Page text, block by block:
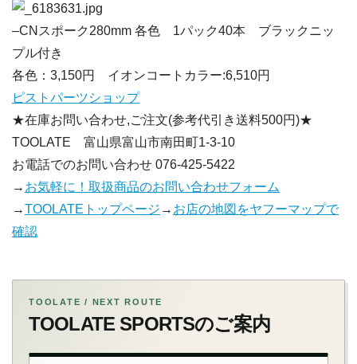
–CNスポーク280mm 各色 1パック40本 ブラックニッ
プル付き
各色：3,150円 イオンコートカラー:6,510円
ピストパーツショップ
★在庫お問い合わせ,ご注文(参考代引き送料500円)★
TOOLATE 富山県富山市南田町1-3-10
お電話でのお問い合わせ 076-425-5422
→ お気軽に！取扱商品のお問い合わせフォーム
→TOOLATEトップページ → お店の地図をヤフーマップで
確認
TOOLATE / NEXT ROUTE
TOOLATE SPORTSのご案内